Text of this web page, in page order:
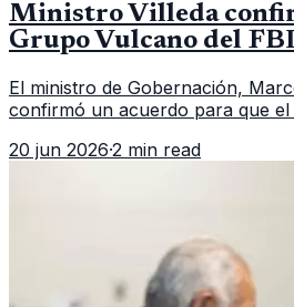
Ministro Villeda
Grupo Vulcano del
El ministro de Gobernación,
confirmó un acuerdo para que
fallido con la administración
20 jun 2026·2 min read